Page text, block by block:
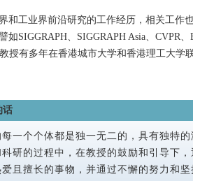
和工业界前沿研究的工作经历，相关工作也
如SIGGRAPH、SIGGRAPH Asia、CVPR、
授有多年在香港城市大学和香港理工大学联
话
一个个体都是独一无二的，具有独特的
研的过程中，在教授的鼓励和引导下，
且擅长的事物，并通过不懈的努力和坚